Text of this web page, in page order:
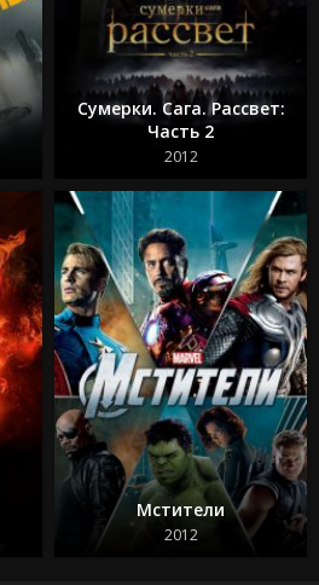
Сумерки. Сага. Рассвет:
Часть 2
2012
Мстители
2012